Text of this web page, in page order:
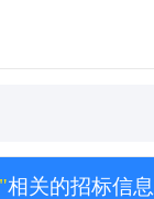
相关的招标信息